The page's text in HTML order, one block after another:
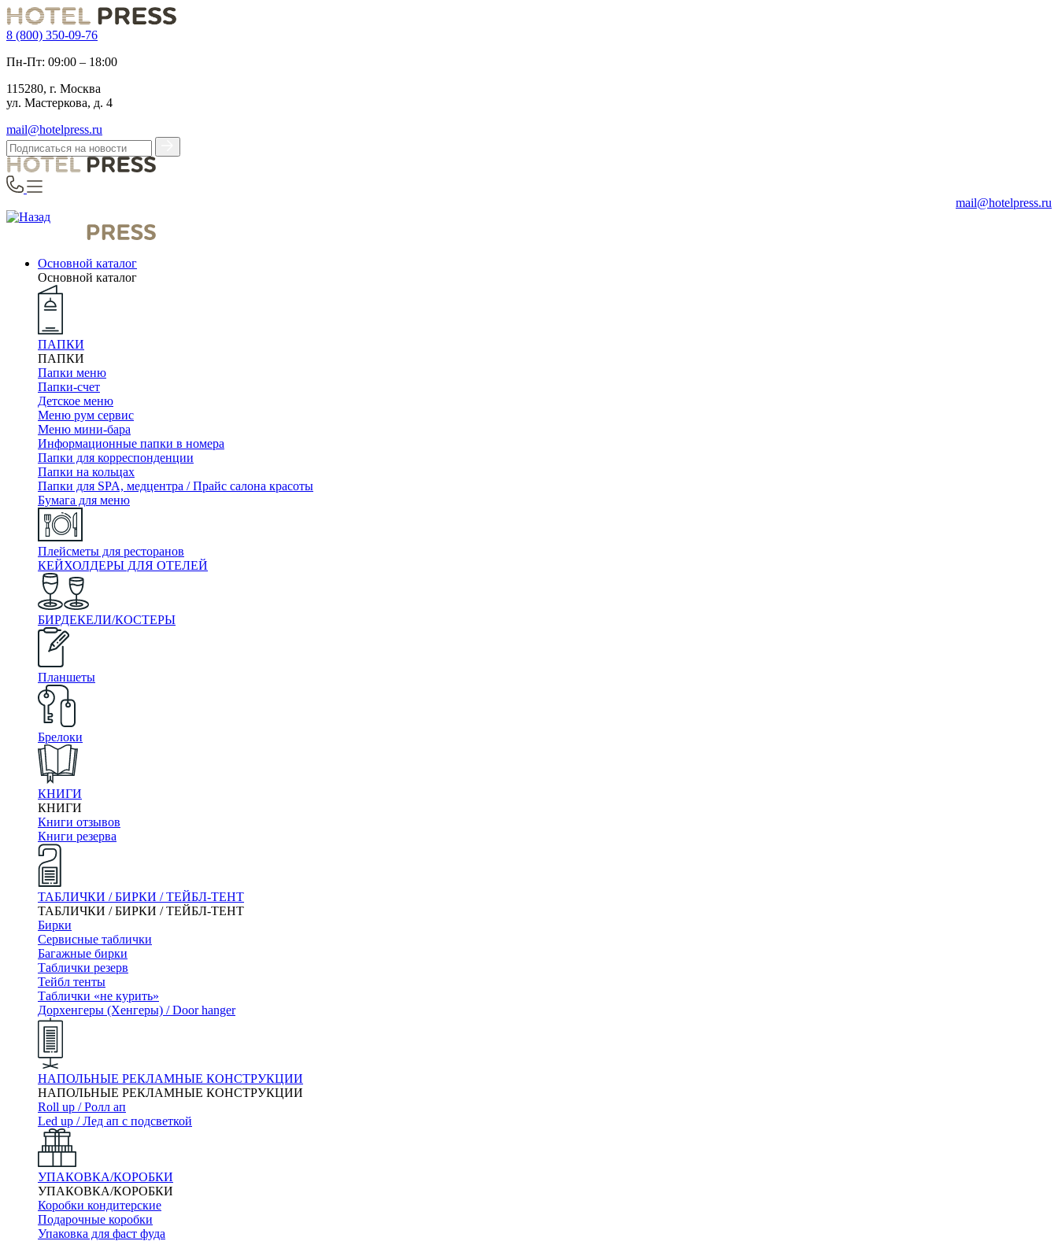
8 (800) 350-09-76
Пн-Пт: 09:00 – 18:00
115280, г. Москва
ул. Мастеркова, д. 4
mail@hotelpress.ru
mail@hotelpress.ru
Основной каталог
Основной каталог
ПАПКИ
ПАПКИ
Папки меню
Папки-счет
Детское меню
Меню рум сервис
Меню мини-бара
Информационные папки в номера
Папки для корреспонденции
Папки на кольцах
Папки для SPA, медцентра / Прайс салона красоты
Бумага для меню
Плейсметы для ресторанов
КЕЙХОЛДЕРЫ ДЛЯ ОТЕЛЕЙ
БИРДЕКЕЛИ/КОСТЕРЫ
Планшеты
Брелоки
КНИГИ
КНИГИ
Книги отзывов
Книги резерва
ТАБЛИЧКИ / БИРКИ / ТЕЙБЛ-ТЕНТ
ТАБЛИЧКИ / БИРКИ / ТЕЙБЛ-ТЕНТ
Бирки
Сервисные таблички
Багажные бирки
Таблички резерв
Тейбл тенты
Таблички «не курить»
Дорхенгеры (Хенгеры) / Door hanger
НАПОЛЬНЫЕ РЕКЛАМНЫЕ КОНСТРУКЦИИ
НАПОЛЬНЫЕ РЕКЛАМНЫЕ КОНСТРУКЦИИ
Roll up / Ролл ап
Led up / Лед ап с подсветкой
УПАКОВКА/КОРОБКИ
УПАКОВКА/КОРОБКИ
Коробки кондитерские
Подарочные коробки
Упаковка для фаст фуда